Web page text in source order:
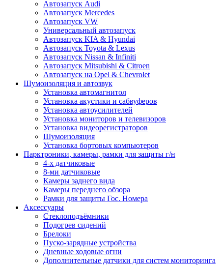
Автозапуск Audi
Автозапуск Mercedes
Автозапуск VW
Универсальный автозапуск
Автозапуск KIA & Hyundai
Автозапуск Toyota & Lexus
Автозапуск Nissan & Infiniti
Автозапуск Mitsubishi & Citroen
Автозапуск на Opel & Chevrolet
Шумоизоляция и автозвук
Установка автомагнитол
Установка акустики и сабвуферов
Установка автоусилителей
Установка мониторов и телевизоров
Установка видеорегистраторов
Шумоизоляция
Установка бортовых компьютеров
Парктроники, камеры, рамки для защиты г/н
4-х датчиковые
8-ми датчиковые
Камеры заднего вида
Камеры переднего обзора
Рамки для защиты Гос. Номера
Аксессуары
Стеклоподъёмники
Подогрев сидений
Брелоки
Пуско-зарядные устройства
Дневные ходовые огни
Дополнительные датчики для систем мониторинга